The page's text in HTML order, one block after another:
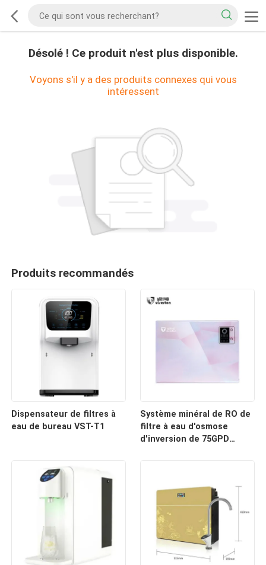
Désolé ! Ce produit n'est plus disponible.
Voyons s'il y a des produits connexes qui vous
intéressent
Produits recommandés
Dispensateur de filtres à
eau de bureau VST-T1
Système minéral de RO de
filtre à eau d'osmose
d'inversion de 75GPD